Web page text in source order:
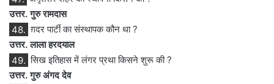
उत्तर. गुरु रामदास
48. ग़दर पार्टी का संस्थापक कौन था ?
उत्तर. लाला हरदयाल
49. सिख इतिहास में लंगर प्रथा किसने शुरू की ?
उत्तर. गुरु अंगद देव